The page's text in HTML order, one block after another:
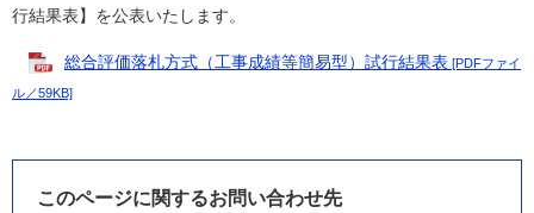
行結果表】を公表いたします。
総合評価落札方式（工事成績等簡易型）試行結果表 [PDFファイ
ル／59KB]
このページに関するお問い合わせ先